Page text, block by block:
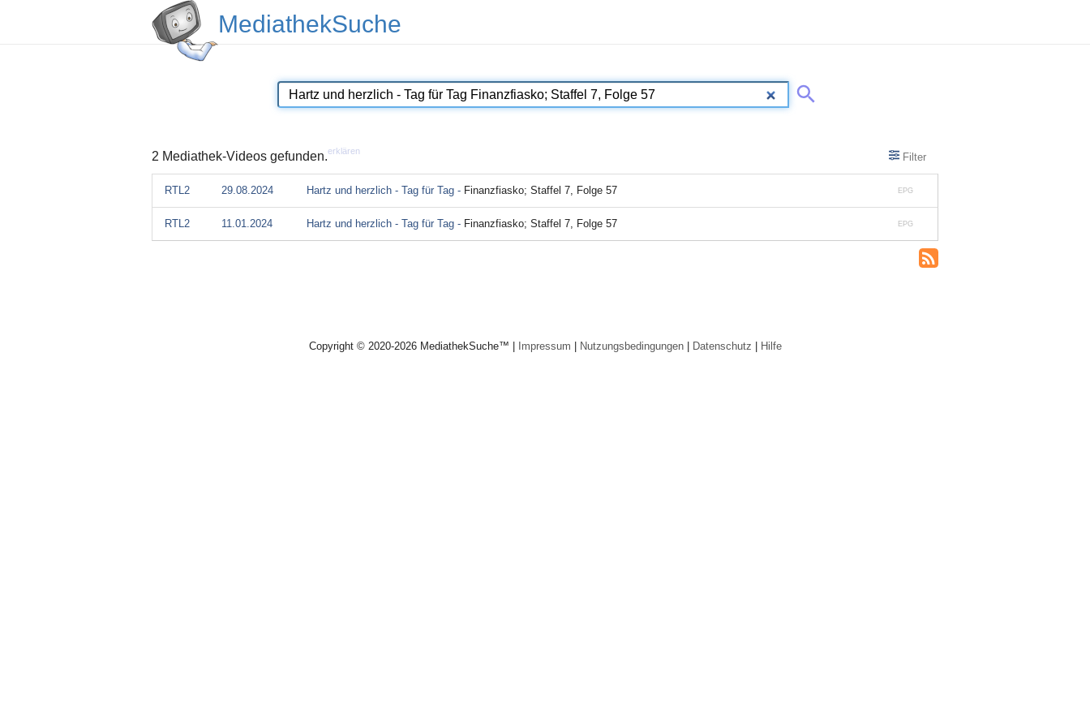
MediathekSuche
2 Mediathek-Videos gefunden.erklären Filter
EPG
RTL2 29.08.2024 Hartz und herzlich - Tag für Tag - Finanzfiasko; Staffel 7, Folge 57
EPG
RTL2 11.01.2024 Hartz und herzlich - Tag für Tag - Finanzfiasko; Staffel 7, Folge 57
Copyright © 2020-2026 MediathekSuche™ | Impressum | Nutzungsbedingungen| Datenschutz | Hilfe